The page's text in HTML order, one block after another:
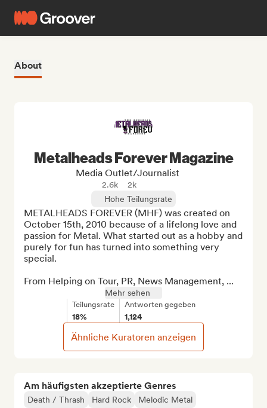
About
Am häufigsten akzeptierte Genres
Death / Thrash Hard Rock
Melodic Metal
Metalheads Forever Magazine
Media Outlet/Journalist
2.6k
2k
Hohe Teilungsrate
METALHEADS FOREVER (MHF) was created on
October 15th, 2010 because of a lifelong love and
passion for Metal. What started out as a hobby and
purely for fun has turned into something very
special.
From Helping on Tour, PR, News Management, ...
Mehr sehen
Teilungsrate
18%
Antworten gegeben
1,124
Ähnliche Kuratoren anzeigen